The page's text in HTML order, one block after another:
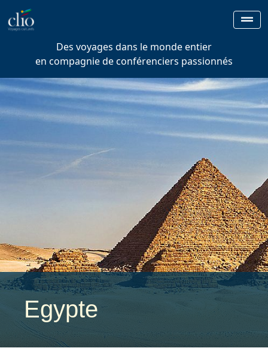
Des voyages dans le monde entier
en compagnie de conférenciers passionnés
Egypte